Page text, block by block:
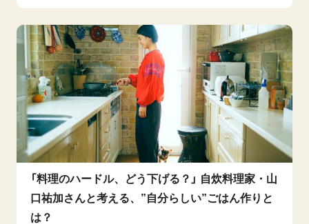
「料理のハードル、どう下げる？」 自炊料理家・山
口祐加さんと考える、”自分らしい”ごはん作りと
は？